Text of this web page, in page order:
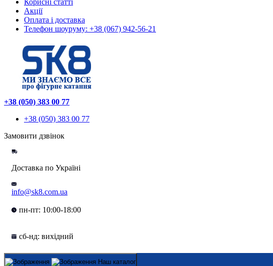
Акції
Оплата і доставка
Телефон шоуруму: +38 (067) 942-56-21
+38 (050) 383 00 77
+38 (050) 383 00 77
Замовити дзвінок
Доставка по Україні
info@sk8.com.ua
пн-пт: 10:00-18:00
сб-нд: вихідний
Наш каталог